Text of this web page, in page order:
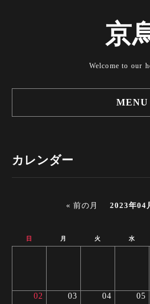
京
Welcome to our
MENU
カレンダー
« 前の月 2023年04
日 月 火 水
02 03 04 05